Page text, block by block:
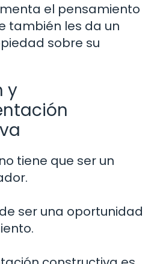
el pensamiento
también les da un
sobre su
y
tiene que ser un
ser una oportunidad